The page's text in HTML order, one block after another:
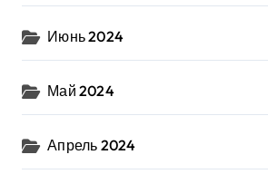
Июнь 2024
Май 2024
Апрель 2024